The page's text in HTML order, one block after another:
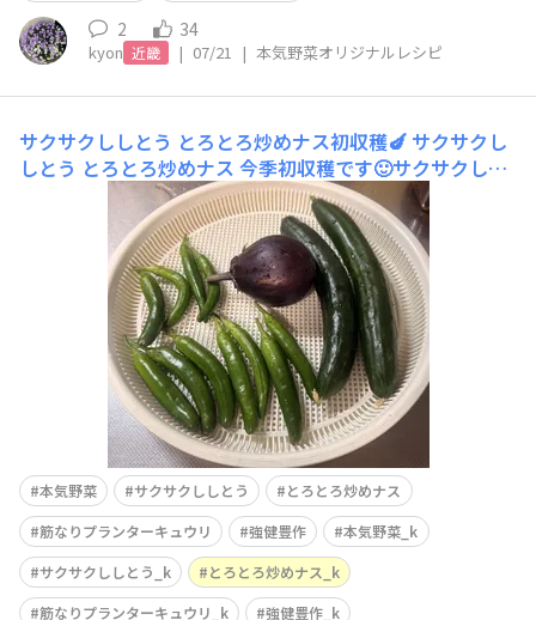
2 34
kyon 近畿 | 07/21 | 本気野菜オリジナルレシピ
サクサクししとう とろとろ炒めナス初収穫🍆 サクサクし
しとう とろとろ炒めナス​ 今季初収穫です🙂​サクサクしし
とう​は画像ではわかりにくいですが なんだか大きく育ち
すぎました​とろとろ炒めナスは昨晩 蒸籠蒸しの具材にし
ました 買ってきたナスと一緒に蒸したんですが ​とろとろ
炒めナス​とってもとろっとして甘味があって美味しかった
本気野菜 サクサクししとう
とろとろ炒めナス
筋なりプランターキュウリ
強健豊作
本気野菜_k
サクサクししとう_k
とろとろ炒めナス_k
筋なりプランターキュウリ_k
強健豊作_k